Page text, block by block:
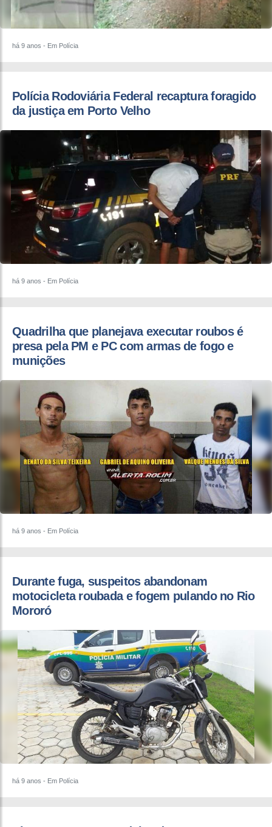
há 9 anos - Em Polícia
​Polícia Rodoviária Federal recaptura foragido
da justiça em Porto Velho
há 9 anos - Em Polícia
Quadrilha que planejava executar roubos é
presa pela PM e PC com armas de fogo e
munições
há 9 anos - Em Polícia
Durante fuga, suspeitos abandonam
motocicleta roubada e fogem pulando no Rio
Mororó
há 9 anos - Em Polícia